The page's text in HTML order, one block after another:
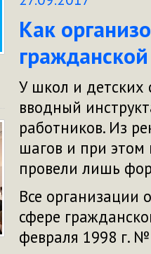
Как
У школ и детских
вводный
работников. Из
шагов и при этом
провели лишь
Все организации
сфере
февраля 1998 г.